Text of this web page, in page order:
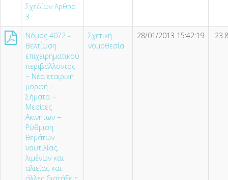
Σχεδίων Άρθρο
3
Νόμος 4072 -
Βελτίωση
επιχειρηματικού
περιβάλλοντος
− Νέα εταιρική
μορφή −
Σήματα −
Μεσίτες
Ακινήτων −
Ρύθμιση
θεμάτων
ναυτιλίας,
λιμένων και
αλιείας και
Σχετική
νομοθεσία
28/01/2013 15:42:19